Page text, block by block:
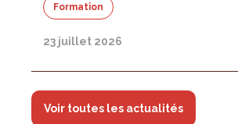
Formation
23 juillet 2026
Voir toutes les actualités